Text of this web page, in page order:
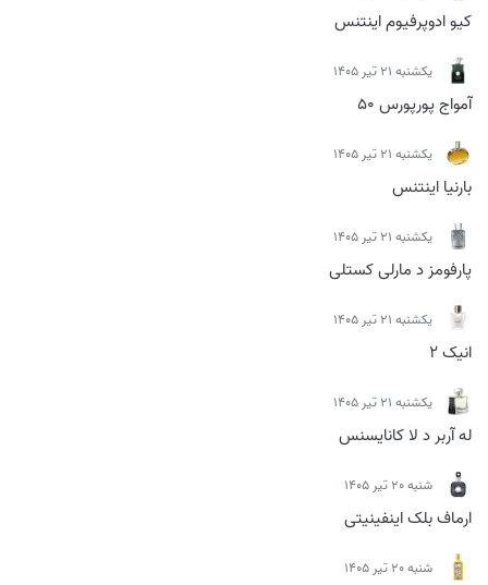
کیو ادوپرفیوم اینتنس
يكشنبه 21 تیر 1405
آمواج پورپورس 50
يكشنبه 21 تیر 1405
بارنیا اینتنس
يكشنبه 21 تیر 1405
پارفومز د مارلی کستلی
يكشنبه 21 تیر 1405
انیک 2
يكشنبه 21 تیر 1405
له آربر د لا کانایسنس
شنبه 20 تیر 1405
ارماف بلک اینفینیتی
شنبه 20 تیر 1405